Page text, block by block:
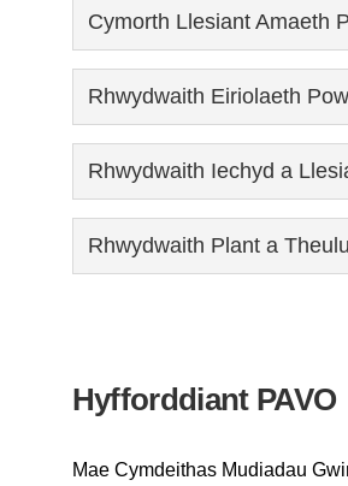
Cymorth Llesiant Amaeth
Rhwydwaith Eiriolaeth
Rhwydwaith Iechyd a
Rhwydwaith Plant a
Hyfforddiant PAVO
Mae Cymdeithas Mudiadau